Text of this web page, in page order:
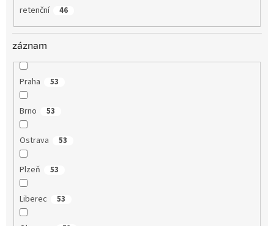
retenční 46
záznam
Praha 53
Brno 53
Ostrava 53
Plzeň 53
Liberec 53